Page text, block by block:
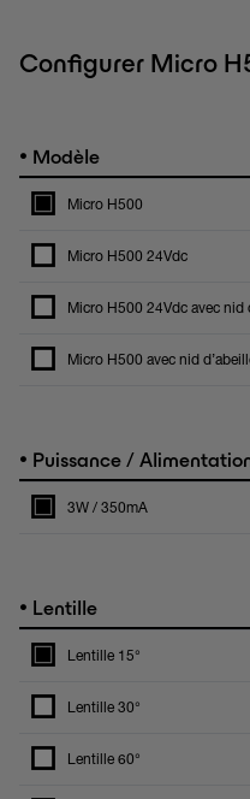
Configurer Micro
• Modèle
Micro H500
Micro H500 24Vdc
Micro H500 24Vdc avec nid
Micro H500 avec nid
• Puissance /
3W / 350mA
• Lentille
Lentille 15°
Lentille 30°
Lentille 60°